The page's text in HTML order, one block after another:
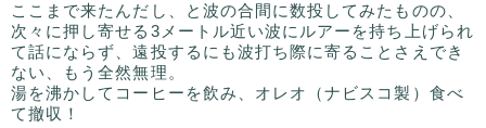
ここまで来たんだし、と波の合間に数投してみたものの、
次々に押し寄せる3メートル近い波にルアーを持ち上げられ
て話にならず、遠投するにも波打ち際に寄ることさえでき
ない、もう全然無理。
湯を沸かしてコーヒーを飲み、オレオ（ナビスコ製）食べ
て撤収！